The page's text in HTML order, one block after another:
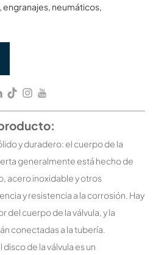
engranajes, neumáticos,
y duradero: el cuerpo de la
generalmente está hecho de
acero inoxidable y otros
y resistencia a la corrosión. Hay
del cuerpo de la válvula, y la
conectadas a la tubería.
de la válvula es un